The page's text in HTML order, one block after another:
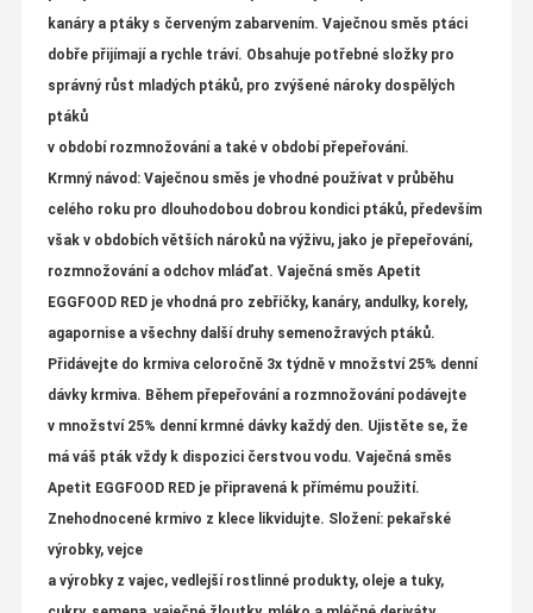
kanáry a ptáky s červeným zabarvením. Vaječnou směs ptáci
dobře přijímají a rychle tráví. Obsahuje potřebné složky pro
správný růst mladých ptáků, pro zvýšené nároky dospělých
ptáků
v období rozmnožování a také v období přepeřování.
Krmný návod: Vaječnou směs je vhodné používat v průběhu
celého roku pro dlouhodobou dobrou kondici ptáků, především
však v obdobích větších nároků na výživu, jako je přepeřování,
rozmnožování a odchov mláďat. Vaječná směs Apetit
EGGFOOD RED je vhodná pro zebřičky, kanáry, andulky, korely,
agapornise a všechny další druhy semenožravých ptáků.
Přidávejte do krmiva celoročně 3x týdně v množství 25% denní
dávky krmiva. Během přepeřování a rozmnožování podávejte
v množství 25% denní krmné dávky každý den. Ujistěte se, že
má váš pták vždy k dispozici čerstvou vodu. Vaječná směs
Apetit EGGFOOD RED je připravená k přímému použití.
Znehodnocené krmivo z klece likvidujte. Složení: pekařské
výrobky, vejce
a výrobky z vajec, vedlejší rostlinné produkty, oleje a tuky,